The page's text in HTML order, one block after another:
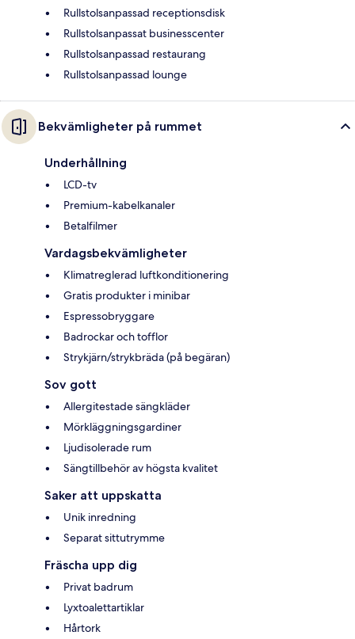
Rullstolsanpassad receptionsdisk
Rullstolsanpassat businesscenter
Rullstolsanpassad restaurang
Rullstolsanpassad lounge
Bekvämligheter på rummet
Underhållning
LCD-tv
Premium-kabelkanaler
Betalfilmer
Vardagsbekvämligheter
Klimatreglerad luftkonditionering
Gratis produkter i minibar
Espressobryggare
Badrockar och tofflor
Strykjärn/strykbräda (på begäran)
Sov gott
Allergitestade sängkläder
Mörkläggningsgardiner
Ljudisolerade rum
Sängtillbehör av högsta kvalitet
Saker att uppskatta
Unik inredning
Separat sittutrymme
Fräscha upp dig
Privat badrum
Lyxtoalettartiklar
Hårtork